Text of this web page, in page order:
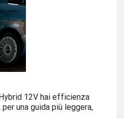
12V hai efficienza
una guida più leggera,